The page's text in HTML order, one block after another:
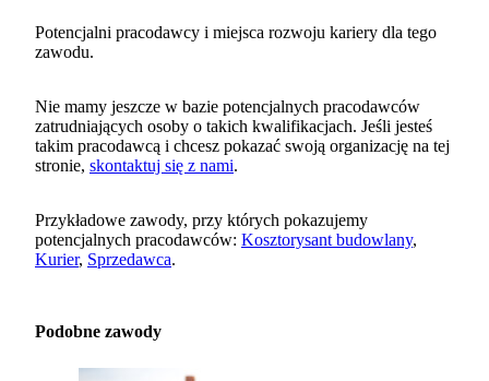
Potencjalni pracodawcy i miejsca rozwoju kariery dla tego
zawodu.
Nie mamy jeszcze w bazie potencjalnych pracodawców
zatrudniających osoby o takich kwalifikacjach. Jeśli jesteś
takim pracodawcą i chcesz pokazać swoją organizację na tej
stronie, skontaktuj się z nami.
Przykładowe zawody, przy których pokazujemy
potencjalnych pracodawców: Kosztorysant budowlany,
Kurier, Sprzedawca.
Podobne zawody